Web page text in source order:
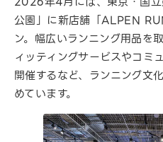
公園」に新店舗「ALPEN
ン。幅広いランニング用品を
ィッティングサービスやコミ
開催するなど、ランニング文
めています。